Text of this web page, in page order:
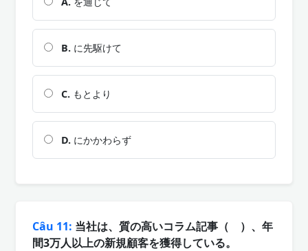
B. に先駆けて
C. もとより
D. にかかわらず
Câu 11: 当社は、質の高いコラム記事（ ）、年
間3万人以上の新規顧客を獲得している。